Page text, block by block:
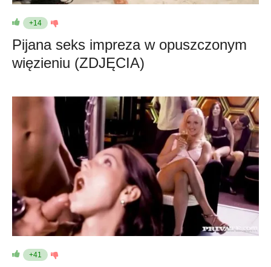
+14
Pijana seks impreza w opuszczonym
więzieniu (ZDJĘCIA)
+41